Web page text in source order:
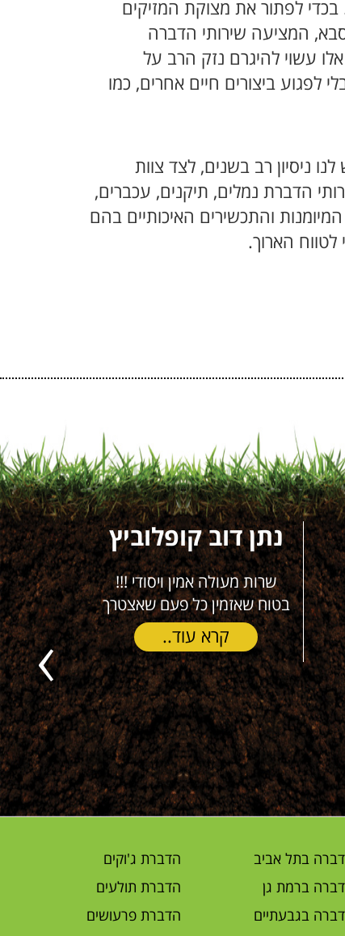
בכדי לפתור את מצוקת המזיקים
סבא, המציעה שירותי הדברה
עשוי להיגרם נזק הרב על
לפגוע ביצורים חיים אחרים, כמו
ניסיון רב בשנים, לצד צוות
הדברת נמלים, תיקנים, עכברים,
והתכשירים האיכותיים בהם
הארוך.
נתן דוב קופלוביץ
שרות מעולה אמין ויסודי !!!
בטוח שאזמין כל פעם שאצטרך
קרא עוד..
משתמש
(חיצוני
תמורה
בתל אביב
ברמת גן
בגבעתיים
הדברת ג'וקים
הדברת תולעים
הדברת פרעושים